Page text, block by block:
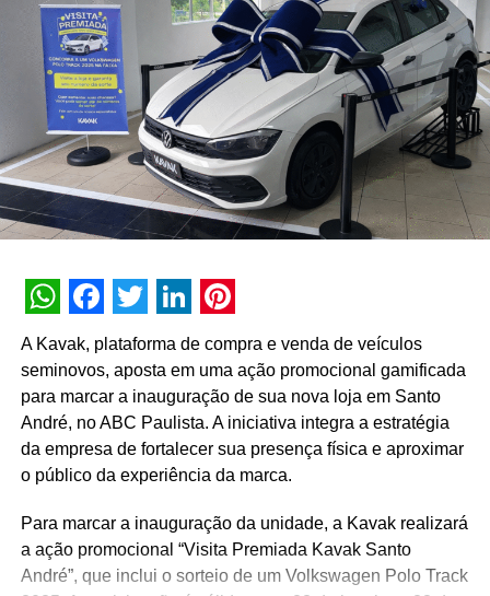
intensas na Internet, sobretudo nas redes sociais, e ação
de exposição com materiais de PDV para atrair os
consumidores no momento da compra.
“Estamos trabalhando em diversos canais para garantir a
projeção do Vinho Dom Bosco em todo território nacional
e impactar os consumidores adultos de diversos perfis,
que apreciam a companhia de um bom vinho”, afirma
Daniela Zanin, gerente de marketing da CRS Brands,
Ficha técnica do filme “Seu dom merece um prêmio”:
Cliente: CRS Brands
Título: Seu Dom Merece um Prêmio
Produto: Dom Bosco
Diretor-Executivo de Criação: Caio Trevisan Aidar
WhatsApp
Facebook
Twitter
LinkedIn
Pinterest
A Kavak, plataforma de compra e venda de veículos
seminovos, aposta em uma ação promocional gamificada
para marcar a inauguração de sua nova loja em Santo
André, no ABC Paulista. A iniciativa integra a estratégia
da empresa de fortalecer sua presença física e aproximar
o público da experiência da marca.
Para marcar a inauguração da unidade, a Kavak realizará
a ação promocional “Visita Premiada Kavak Santo
André”, que inclui o sorteio de um Volkswagen Polo Track